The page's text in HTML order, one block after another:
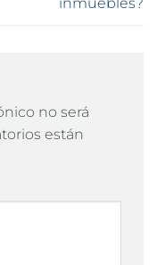
inmuebles?
no será
están